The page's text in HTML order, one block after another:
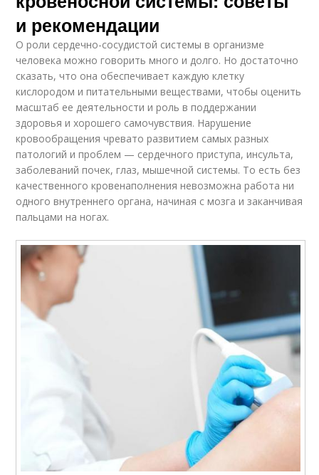
и рекомендации
О роли сердечно-сосудистой системы в организме
человека можно говорить много и долго. Но достаточно
сказать, что она обеспечивает каждую клетку
кислородом и питательными веществами, чтобы оценить
масштаб ее деятельности и роль в поддержании
здоровья и хорошего самочувствия. Нарушение
кровообращения чревато развитием самых разных
патологий и проблем — сердечного приступа, инсульта,
заболеваний почек, глаз, мышечной системы. То есть без
качественного кровенаполнения невозможна работа ни
одного внутреннего органа, начиная с мозга и заканчивая
пальцами на ногах.